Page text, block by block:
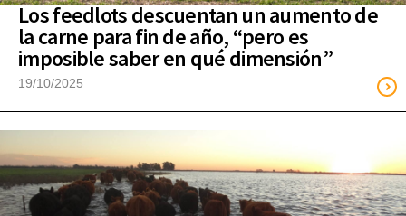
Los feedlots descuentan un aumento de
la carne para fin de año, “pero es
imposible saber en qué dimensión”
19/10/2025